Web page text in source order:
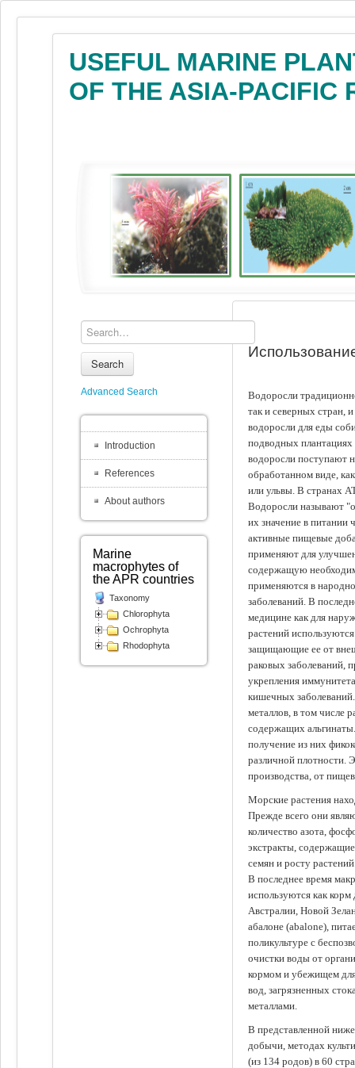
USEFUL MARINE
OF THE ASIA-PACIFIC
Водоросли
так и северных стран,
водоросли для еды
подводных
водоросли поступают
обработанном виде,
или ульвы. В странах
Водоросли называют
их значение в питании
активные пищевые
применяют для
содержащую
применяются в
заболеваний. В
медицине как для
растений
защищающие ее от
раковых заболеваний,
укрепления
кишечных
металлов, в том числе
содержащих
получение из них
различной плотности.
производства, от
Морские растения
Прежде всего они
количество азота,
экстракты,
семян и росту
В последнее время
используются как
Австралии, Новой
абалоне (abalone),
поликультуре с
очистки воды от
кормом и убежищем
вод, загрязненных
металлами.
В представленной
добычи, методах
(из 134 родов) в 60
Search
Advanced Search
Introduction
References
About authors
Marine
macrophytes of
the APR countries
Taxonomy
Chlorophyta
Ochrophyta
Rhodophyta